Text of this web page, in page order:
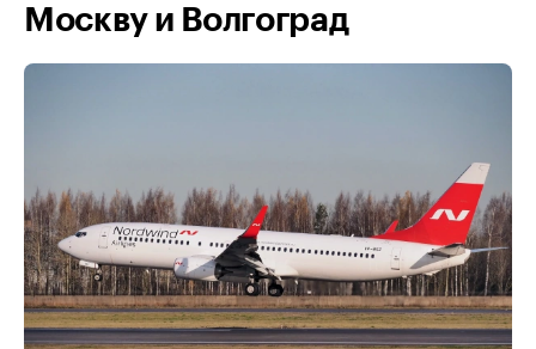
Москву и Волгоград